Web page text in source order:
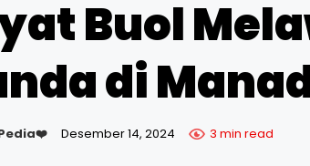
Buol
di
Desember 14, 2024 3 min read